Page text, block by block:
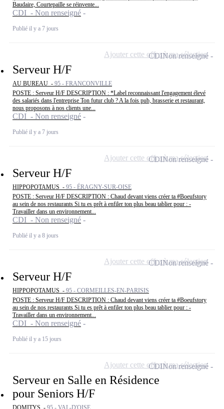
Baudaire, Courtepaille se réinvente...
CDI - Non renseigné
Publié il y a 7 jours
Serveur H/F
AU BUREAU - 95 - FRANCONVILLE
POSTE : Serveur H/F DESCRIPTION : *Label reconnaissant l'engagement élevé
des salariés dans l'entreprise Ton futur club ? A la fois pub, brasserie et restaurant,
nous proposons à nos clients une...
CDI - Non renseigné
Publié il y a 7 jours
CDINon renseigné
Ajouter cette offre à ma sélection
Serveur H/F
HIPPOPOTAMUS - 95 - ÉRAGNY-SUR-OISE
POSTE : Serveur H/F DESCRIPTION : Chaud devant viens créer ta #Boeufstory
au sein de nos restaurants Si tu es prêt à enfiler ton plus beau tablier pour : -
Travailler dans un environnement...
CDI - Non renseigné
Publié il y a 8 jours
CDINon renseigné
Ajouter cette offre à ma sélection
Serveur H/F
HIPPOPOTAMUS - 95 - CORMEILLES-EN-PARISIS
POSTE : Serveur H/F DESCRIPTION : Chaud devant viens créer ta #Boeufstory
au sein de nos restaurants Si tu es prêt à enfiler ton plus beau tablier pour : -
Travailler dans un environnement...
CDI - Non renseigné
Publié il y a 15 jours
CDINon renseigné
Ajouter cette offre à ma sélection
Serveur en Salle en Résidence
pour Seniors H/F
DOMITYS - 95 - VAL-D'OISE
CDINon renseigné
Ajouter cette offre à ma sélection